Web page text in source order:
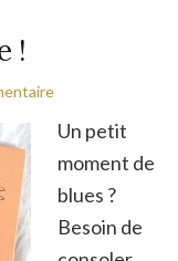
!
Un petit
moment de
blues ?
Besoin de